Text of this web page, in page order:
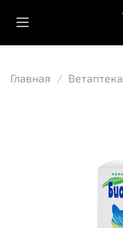
Главная Ветаптека